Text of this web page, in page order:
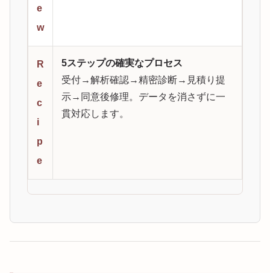
e
w
R
e
c
i
p
e
5ステップの確実なプロセス
受付→解析確認→精密診断→見積り提
示→同意後修理。データを消さずに一
貫対応します。